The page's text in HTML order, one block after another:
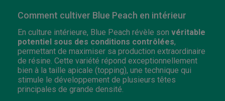
Comment cultiver Blue Peach en intérieur
En culture intérieure, Blue Peach révèle son véritable
potentiel sous des conditions contrôlées,
permettant de maximiser sa production extraordinaire
de résine. Cette variété répond exceptionnellement
bien à la taille apicale (topping), une technique qui
stimule le développement de plusieurs têtes
principales de grande densité.